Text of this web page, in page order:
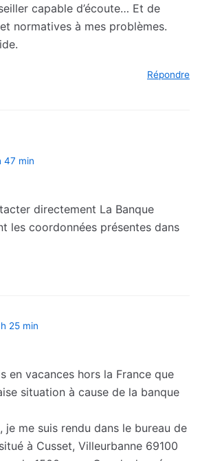
capable d’écoute… Et de
normatives à mes problèmes.
Répondre
47 min
directement La Banque
les coordonnées présentes dans
25 min
en vacances hors la France que
situation à cause de la banque
je me suis rendu dans le bureau de
à Cusset, Villeurbanne 69100